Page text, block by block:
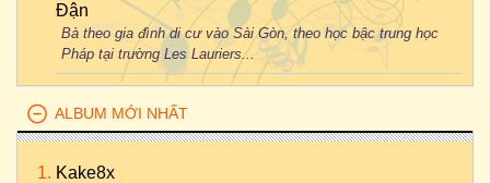
Đận
Bà theo gia đình di cư vào Sài Gòn, theo học bậc trung học
Pháp tại trường Les Lauriers...
ALBUM MỚI NHẤT
Kake8x